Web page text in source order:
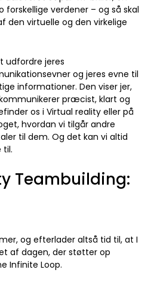
verdener – og så skal
den virtuelle og den virkelige
udfordre jeres
og jeres evne til
informationer. Den viser jer,
præcist, klart og
os i Virtual reality eller på
hvordan vi tilgår andre
til dem. Og det kan vi altid
til.
Teambuilding:
og efterlader altså tid til, at I
af dagen, der støtter op
Infinite Loop.